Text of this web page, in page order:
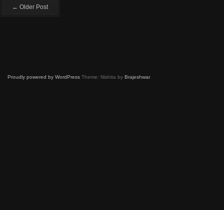
← Older Post
Proudly powered by WordPress Theme: Nishita by Brajeshwar.